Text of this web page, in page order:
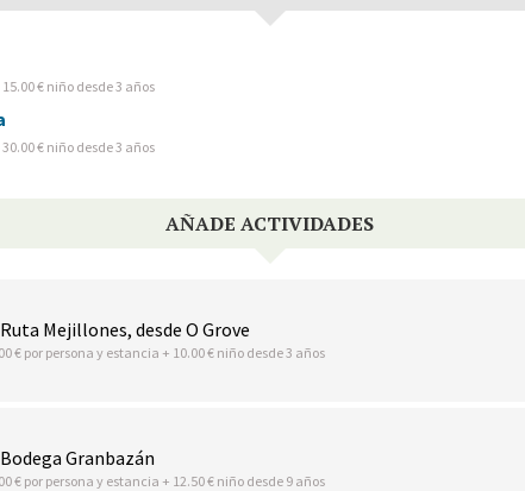
€ niño desde 3 años
€ niño desde 3 años
AÑADE ACTIVIDADES
Ruta Mejillones, desde O Grove
€ por persona y estancia + 10.00 € niño desde 3 años
Bodega Granbazán
€ por persona y estancia + 12.50 € niño desde 9 años